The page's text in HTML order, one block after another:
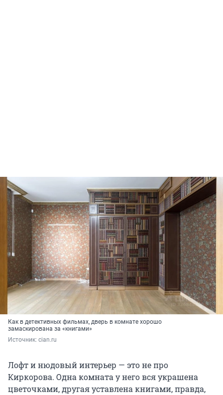
Как в детективных фильмах, дверь в комнате хорошо
замаскирована за «книгами»
Источник: cian.ru
Лофт и нюдовый интерьер — это не про
Киркорова. Одна комната у него вся украшена
цветочками, другая уставлена книгами, правда,